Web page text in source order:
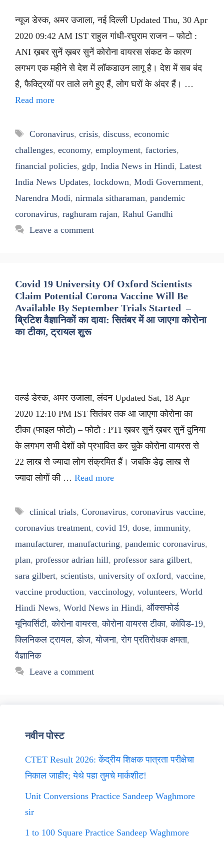
न्यूज डेस्क, अमर उजाला, नई दिल्ली Updated Thu, 30 Apr
2020 09:42 AM IST राहुल गांधी-रघुराम राजन – फोटो :
ANI ख़बर सुनें ख़बर सुनें कोरोना वायरस संकट के कारण
लगभग एक महीने से देश में लॉकडाउन लागू है। देश में सब बंद
है, फैक्ट्रियों पर ताले लगे हुए हैं, लोग घरों के अंदर हैं। …
Read more
Tags
Coronavirus, crisis, discuss, economic
challenges, economy, employment, factories,
financial policies, gdp, India News in Hindi, Latest
India News Updates, lockdown, Modi Government,
Narendra Modi, nirmala sitharaman, pandemic
coronavirus, raghuram rajan, Rahul Gandhi
Leave a comment
Covid 19 University Of Oxford Scientists
Claim Potential Corona Vaccine Will Be
Available By September Trials Started –
ब्रिटिश वैज्ञानिकों का दावा: सितंबर में आ जाएगा कोरोना
का टीका, ट्रायल शुरू
वर्ल्ड डेस्क, अमर उजाला, लंदन Updated Sat, 18 Apr
2020 12:10 PM IST सितंबर तक आ जाएगा कोरोना का
टीका (फाइल फोटो) – फोटो : PTI ख़बर सुनें ख़बर सुनें दुनिया
के लगभग सभी देशों को प्रभावित कर चुके कोरोना वायरस से
22 लाख से ज्यादा लोग संक्रमित हैं। जबकि डेढ़ लाख से
ज्यादा लोगों की … Read more
Tags
clinical trials, Coronavirus, coronavirus vaccine,
coronavius treatment, covid 19, dose, immunity,
manufacturer, manufacturing, pandemic coronavirus,
plan, professor adrian hill, professor sara gilbert,
sara gilbert, scientists, university of oxford, vaccine,
vaccine production, vaccinology, volunteers, World
Hindi News, World News in Hindi, ऑक्सफोर्ड
यूनिवर्सिटी,कोरोना वायरस,कोरोना वायरस टीका,कोविड-19,
क्लिनिकल ट्रायल,डोज,योजना,रोग प्रतिरोधक क्षमता,
वैज्ञानिक
Leave a comment
नवीन पोस्ट
CTET Result 2026: केंद्रीय शिक्षक पात्रता परीक्षेचा
निकाल जाहीर; येथे पहा तुमचे मार्कशीट!
Unit Conversions Practice Sandeep Waghmore
sir
1 to 100 Square Practice Sandeep Waghmore